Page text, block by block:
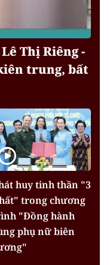
Thị Riêng -
trung, bất
huy tinh thần "3
trong chương
"Đồng hành
phụ nữ biên